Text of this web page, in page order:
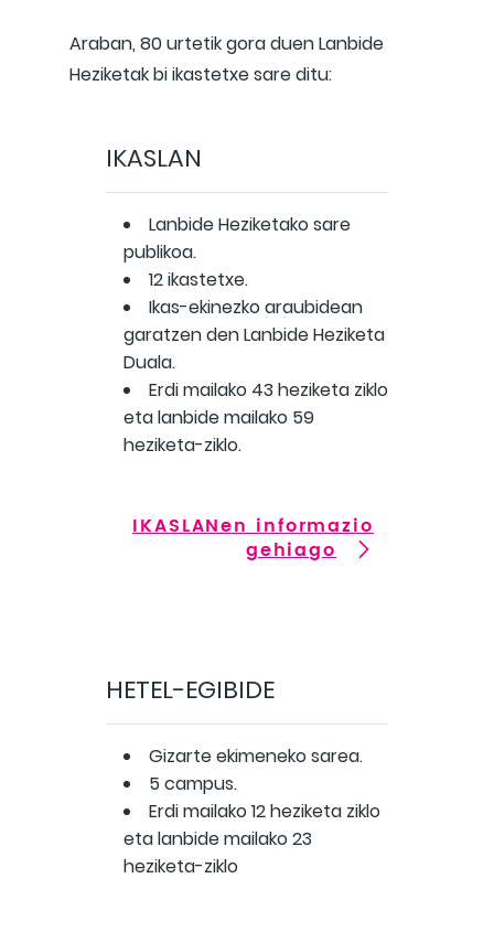
Araban, 80 urtetik gora duen Lanbide
Heziketak bi ikastetxe sare ditu:
IKASLAN
Lanbide Heziketako sare
publikoa.
12 ikastetxe.
Ikas-ekinezko araubidean
garatzen den Lanbide Heziketa
Duala.
Erdi mailako 43 heziketa ziklo
eta lanbide mailako 59
heziketa-ziklo.
IKASLANen informazio
gehiago
HETEL-EGIBIDE
Gizarte ekimeneko sarea.
5 campus.
Erdi mailako 12 heziketa ziklo
eta lanbide mailako 23
heziketa-ziklo